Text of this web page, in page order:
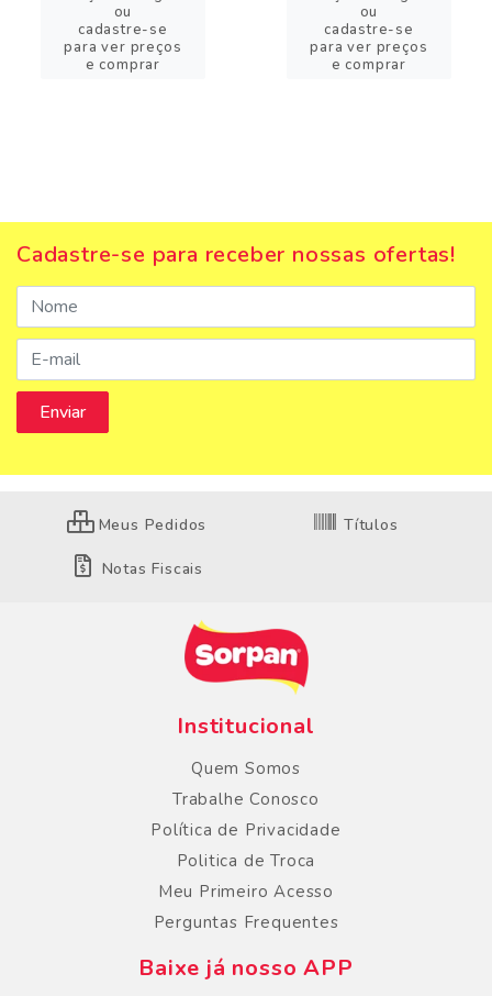
ou
cadastre-se
para ver preços
e comprar
ou
cadastre-se
para ver preços
e comprar
Cadastre-se para receber nossas ofertas!
Meus Pedidos Títulos
Notas Fiscais
Institucional
Quem Somos
Trabalhe Conosco
Política de Privacidade
Politica de Troca
Meu Primeiro Acesso
Perguntas Frequentes
Baixe já nosso APP